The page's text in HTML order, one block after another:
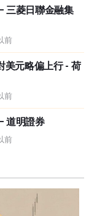
三菱日聯金融集
前
美元略偏上行 - 荷
前
道明證券
前